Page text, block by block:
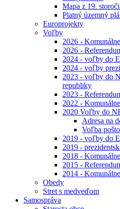
Mapa z 19.
Platný územný
Europrojekty
Voľby
2026 -
2026 -
2024 - voľby do
2024 - voľby
2023 - voľby do
republiky
2023 -
2022 -
2020 Voľby do
Adresa na
Voľba
2019 - voľby do
2019 -
2018 -
2015 -
2014 -
Obedy
Stret s medveďom
Samospráva